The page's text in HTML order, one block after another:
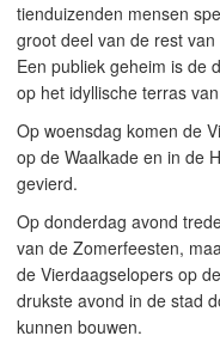
tienduizenden mensen
groot deel van de rest
Een publiek geheim is de
op het idyllische terras
Op woensdag komen de
op de Waalkade en in de
gevierd.
Op donderdag avond
van de Zomerfeesten,
de Vierdaagselopers op
drukste avond in de stad
kunnen bouwen.